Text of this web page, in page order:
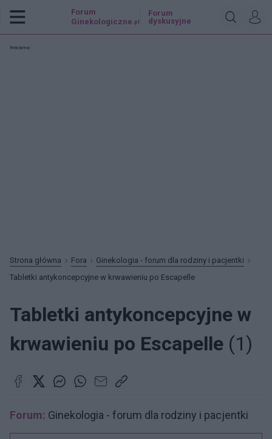
Forum
Ginekologiczne .pl
Forum
dyskusyjne
Reklama:
Strona główna Fora
Ginekologia - forum dla rodziny i pacjentki
Tabletki antykoncepcyjne w krwawieniu po Escapelle
Tabletki antykoncepcyjne w
krwawieniu po Escapelle (1)
Forum: Ginekologia - forum dla rodziny i pacjentki